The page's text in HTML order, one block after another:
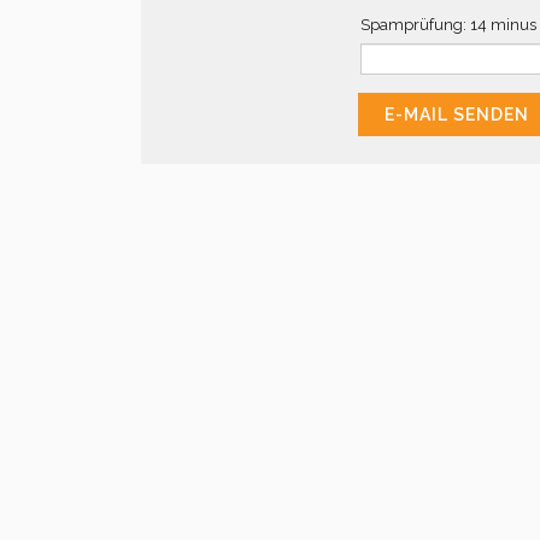
Spamprüfung: 14 minus
E-MAIL SENDEN